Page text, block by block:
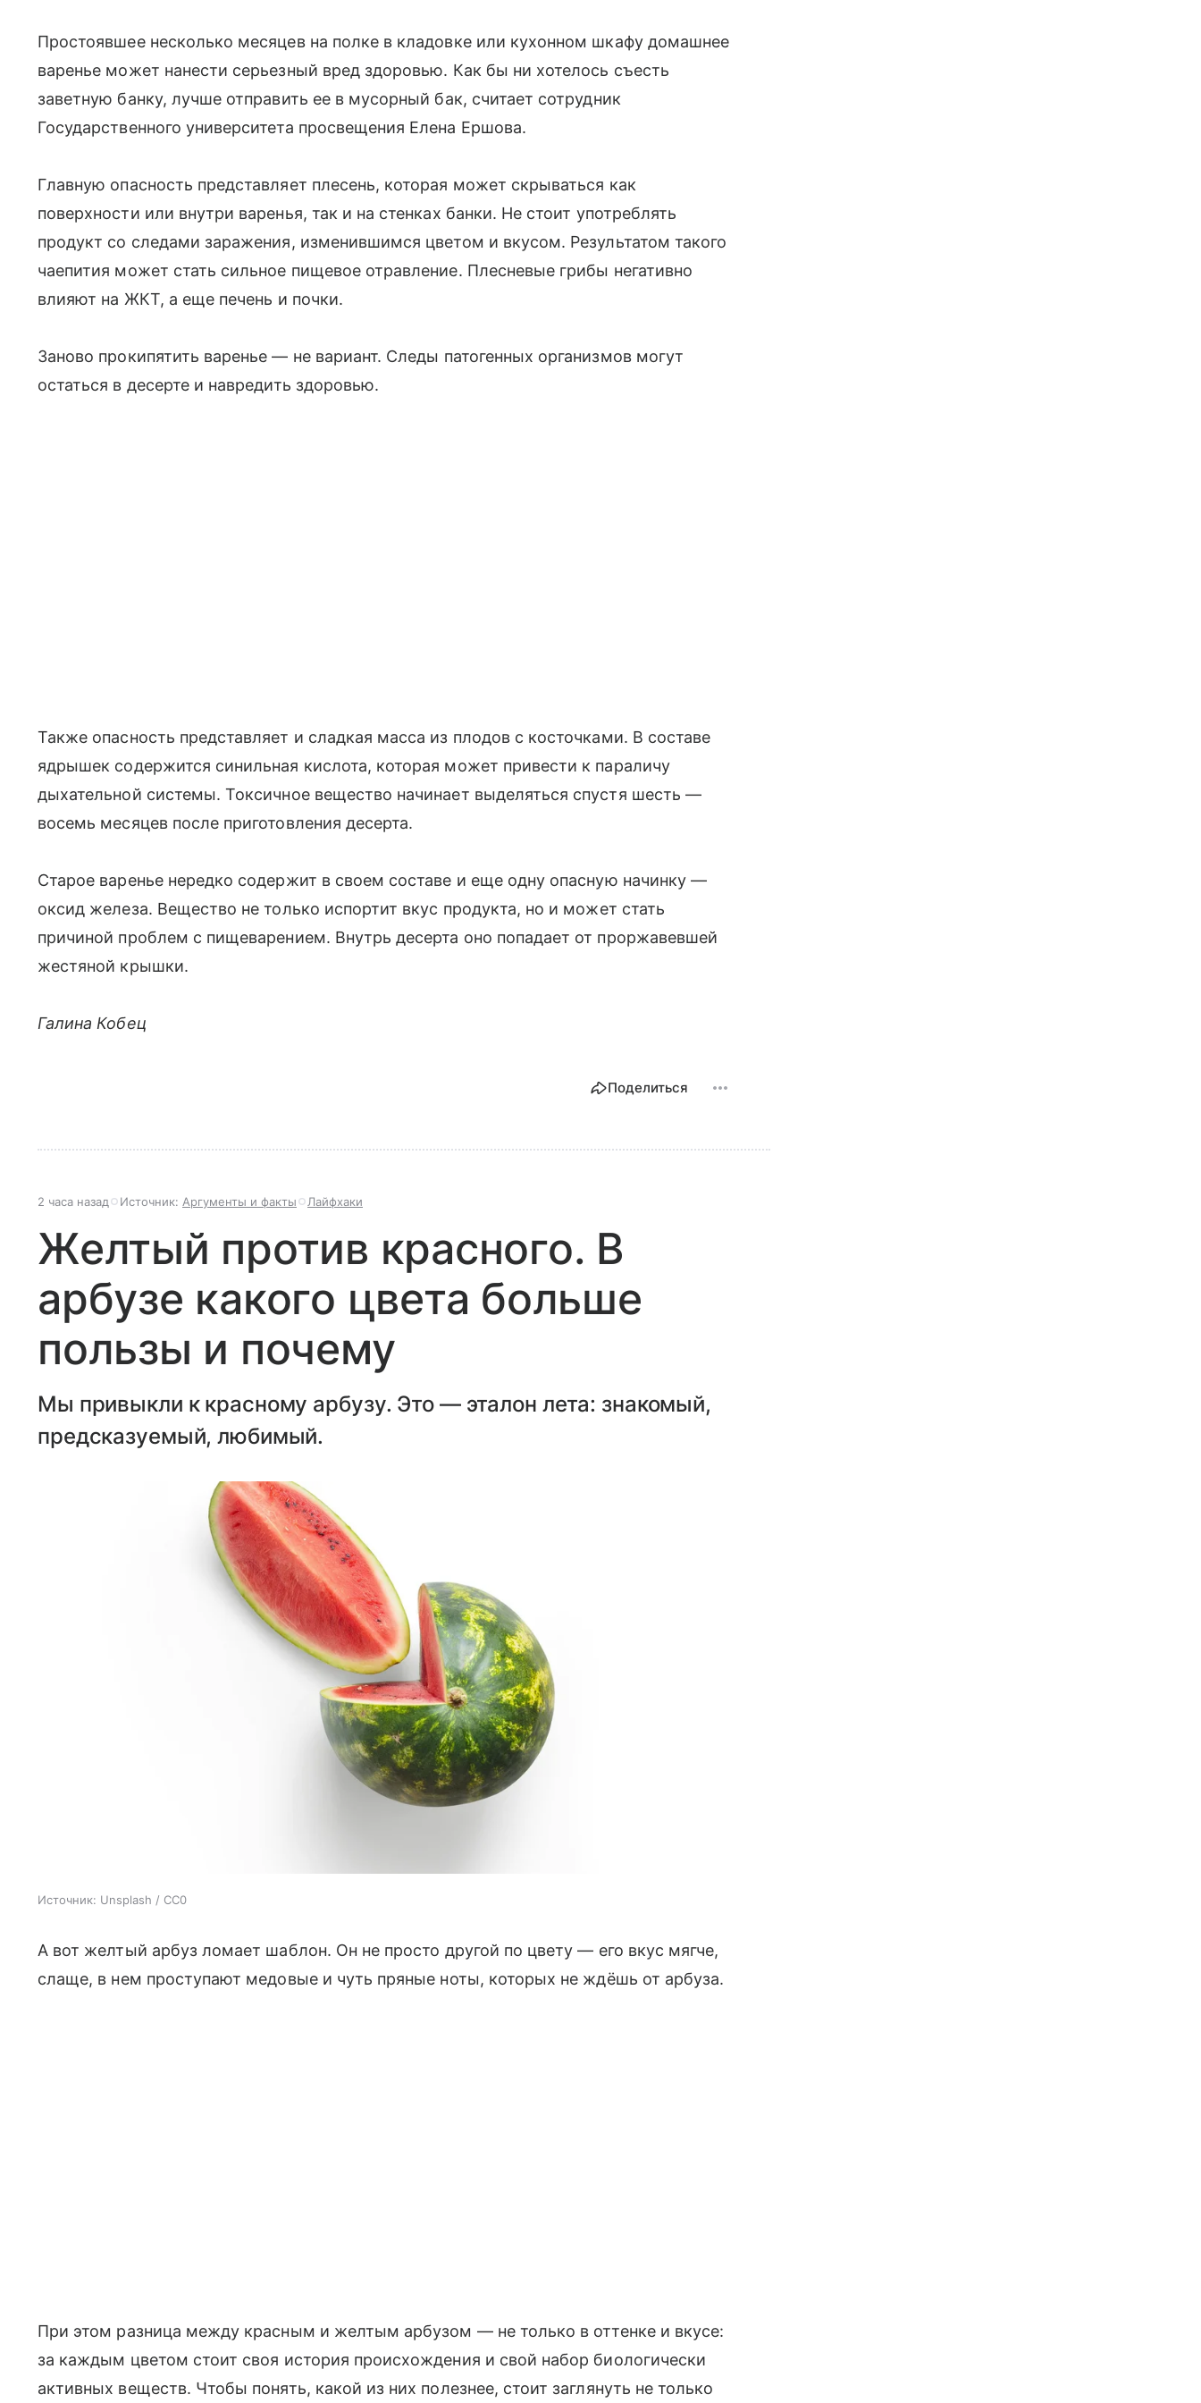
Простоявшее несколько месяцев на полке в кладовке или кухонном шкафу домашнее
варенье может нанести серьезный вред здоровью. Как бы ни хотелось съесть
заветную банку, лучше отправить ее в мусорный бак, считает сотрудник
Государственного университета просвещения Елена Ершова.
Главную опасность представляет плесень, которая может скрываться как
поверхности или внутри варенья, так и на стенках банки. Не стоит употреблять
продукт со следами заражения, изменившимся цветом и вкусом. Результатом такого
чаепития может стать сильное пищевое отравление. Плесневые грибы негативно
влияют на ЖКТ, а еще печень и почки.
Заново прокипятить варенье — не вариант. Следы патогенных организмов могут
остаться в десерте и навредить здоровью.
Также опасность представляет и сладкая масса из плодов с косточками. В составе
ядрышек содержится синильная кислота, которая может привести к параличу
дыхательной системы. Токсичное вещество начинает выделяться спустя шесть —
восемь месяцев после приготовления десерта.
Старое варенье нередко содержит в своем составе и еще одну опасную начинку —
оксид железа. Вещество не только испортит вкус продукта, но и может стать
причиной проблем с пищеварением. Внутрь десерта оно попадает от проржавевшей
жестяной крышки.
Галина Кобец
Поделиться
2 часа назад Источник: Аргументы и факты Лайфхаки
Желтый против красного. В
арбузе какого цвета больше
пользы и почему
Мы привыкли к красному арбузу. Это — эталон лета: знакомый,
предсказуемый, любимый.
Источник: Unsplash / CC0
А вот желтый арбуз ломает шаблон. Он не просто другой по цвету — его вкус мягче,
слаще, в нем проступают медовые и чуть пряные ноты, которых не ждёшь от арбуза.
При этом разница между красным и желтым арбузом — не только в оттенке и вкусе:
за каждым цветом стоит своя история происхождения и свой набор биологически
активных веществ. Чтобы понять, какой из них полезнее, стоит заглянуть не только